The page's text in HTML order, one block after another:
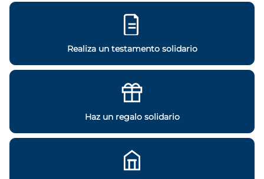
Realiza un testamento solidario
Haz un regalo solidario